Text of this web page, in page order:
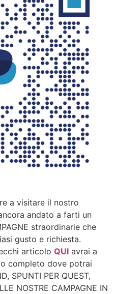
a visitare il nostro
andato a farti un
straordinarie che
gusto e richiesta.
articolo QUI avrai a
completo dove potrai
SPUNTI PER QUEST,
NOSTRE CAMPAGNE IN